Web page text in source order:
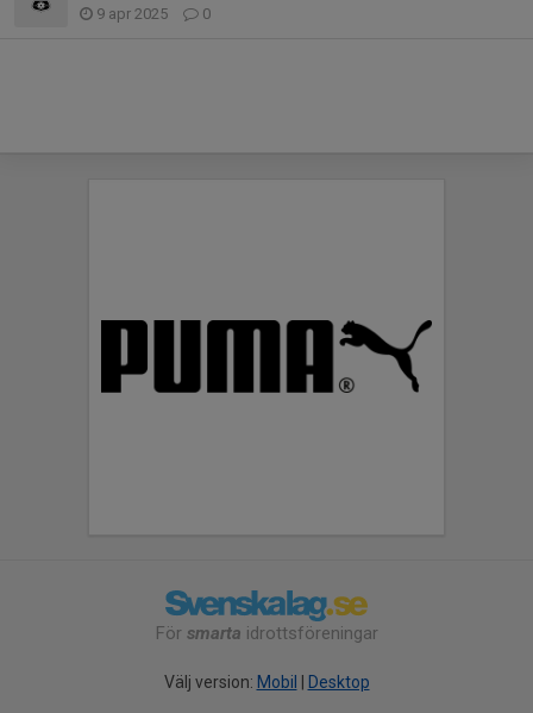
9 apr 2025 0
För smarta idrottsföreningar
Välj version: Mobil | Desktop